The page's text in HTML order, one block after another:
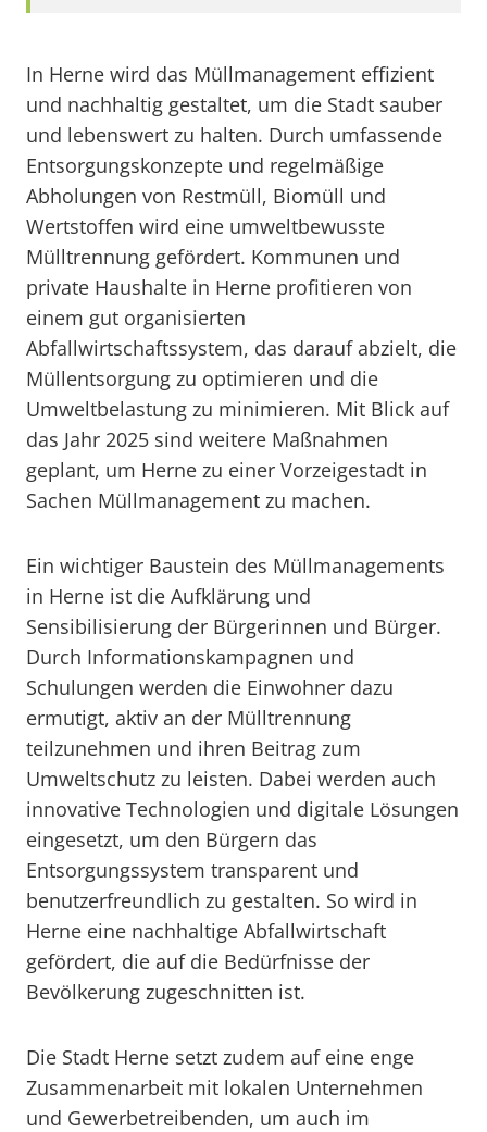
In Herne wird das Müllmanagement effizient
und nachhaltig gestaltet, um die Stadt sauber
und lebenswert zu halten. Durch umfassende
Entsorgungskonzepte und regelmäßige
Abholungen von Restmüll, Biomüll und
Wertstoffen wird eine umweltbewusste
Mülltrennung gefördert. Kommunen und
private Haushalte in Herne profitieren von
einem gut organisierten
Abfallwirtschaftssystem, das darauf abzielt, die
Müllentsorgung zu optimieren und die
Umweltbelastung zu minimieren. Mit Blick auf
das Jahr 2025 sind weitere Maßnahmen
geplant, um Herne zu einer Vorzeigestadt in
Sachen Müllmanagement zu machen.
Ein wichtiger Baustein des Müllmanagements
in Herne ist die Aufklärung und
Sensibilisierung der Bürgerinnen und Bürger.
Durch Informationskampagnen und
Schulungen werden die Einwohner dazu
ermutigt, aktiv an der Mülltrennung
teilzunehmen und ihren Beitrag zum
Umweltschutz zu leisten. Dabei werden auch
innovative Technologien und digitale Lösungen
eingesetzt, um den Bürgern das
Entsorgungssystem transparent und
benutzerfreundlich zu gestalten. So wird in
Herne eine nachhaltige Abfallwirtschaft
gefördert, die auf die Bedürfnisse der
Bevölkerung zugeschnitten ist.
Die Stadt Herne setzt zudem auf eine enge
Zusammenarbeit mit lokalen Unternehmen
und Gewerbetreibenden, um auch im